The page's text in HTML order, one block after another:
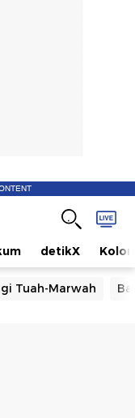
detikX
Tuah-Marwah